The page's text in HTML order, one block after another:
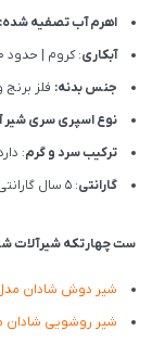
اهرم آب تصفیه شده:
آبکاری: کروم | حدود 20 میکرون
جنس بدنه: فلز
نوع اسپری سری شیر
ترکیب سرد و گرم:
گارانتی: 5 سال گارانتی شادان گستر
ست چهارتکه شیرآلات
شیر دوش شادان
شیر روشویی